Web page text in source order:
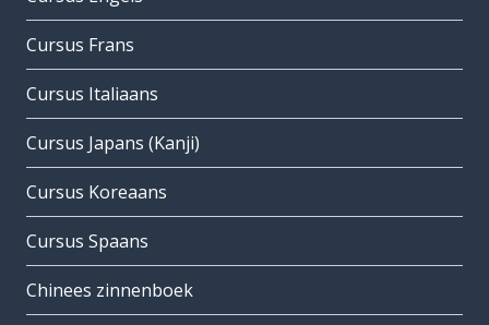
Cursus Frans
Cursus Italiaans
Cursus Japans (Kanji)
Cursus Koreaans
Cursus Spaans
Chinees zinnenboek